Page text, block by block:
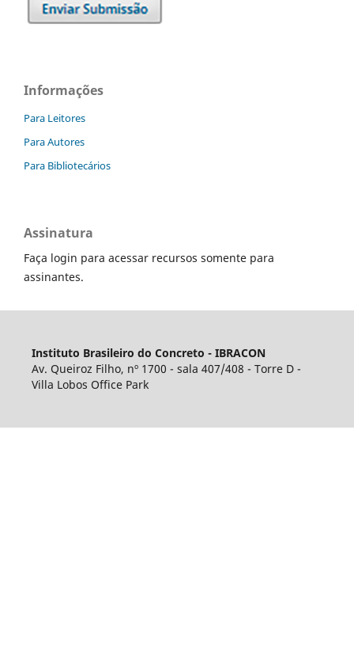
Informações
Para Leitores
Para Autores
Para Bibliotecários
Assinatura
Faça login para acessar recursos somente para
assinantes.
Instituto Brasileiro do Concreto - IBRACON
Av. Queiroz Filho, nº 1700 - sala 407/408 - Torre D -
Villa Lobos Office Park